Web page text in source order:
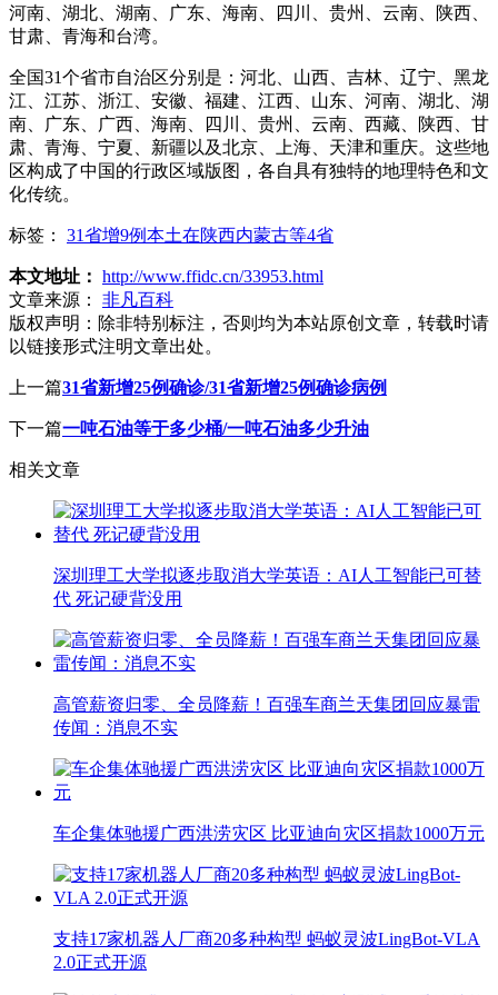
河南、湖北、湖南、广东、海南、四川、贵州、云南、陕西、
甘肃、青海和台湾。
全国31个省市自治区分别是：河北、山西、吉林、辽宁、黑龙
江、江苏、浙江、安徽、福建、江西、山东、河南、湖北、湖
南、广东、广西、海南、四川、贵州、云南、西藏、陕西、甘
肃、青海、宁夏、新疆以及北京、上海、天津和重庆。这些地
区构成了中国的行政区域版图，各自具有独特的地理特色和文
化传统。
标签： 31省增9例本土在陕西内蒙古等4省
本文地址： http://www.ffidc.cn/33953.html
文章来源：
非凡百科
版权声明： 除非特别标注，否则均为本站原创文章，转载时请
以链接形式注明文章出处。
上一篇31省新增25例确诊/31省新增25例确诊病例
下一篇一吨石油等于多少桶/一吨石油多少升油
相关文章
深圳理工大学拟逐步取消大学英语：AI人工智能已可替
代 死记硬背没用
高管薪资归零、全员降薪！百强车商兰天集团回应暴雷
传闻：消息不实
车企集体驰援广西洪涝灾区 比亚迪向灾区捐款1000万元
支持17家机器人厂商20多种构型 蚂蚁灵波LingBot-VLA
2.0正式开源